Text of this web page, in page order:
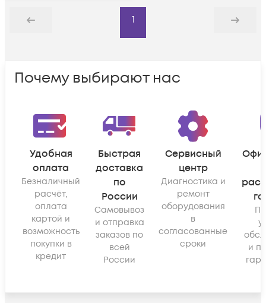
Назад
1
Дальше
Почему выбирают нас
Удобная
оплата
Безналичный
расчёт,
оплата
картой и
возможность
покупки в
кредит
Быстрая
доставка
по
России
Самовывоз
и отправка
заказов по
всей
России
Сервисный
центр
Диагностика и
ремонт
оборудования
в
согласованные
сроки
и